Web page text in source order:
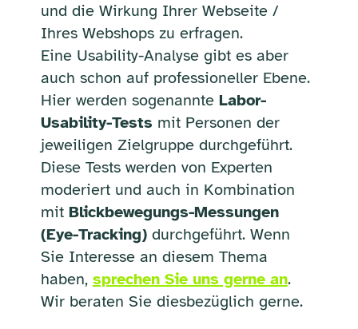
und die Wirkung Ihrer Webseite /
Ihres Webshops zu erfragen.
Eine Usability-Analyse gibt es aber
auch schon auf professioneller Ebene.
Hier werden sogenannte Labor-
Usability-Tests mit Personen der
jeweiligen Zielgruppe durchgeführt.
Diese Tests werden von Experten
moderiert und auch in Kombination
mit Blickbewegungs-Messungen
(Eye-Tracking)durchgeführt. Wenn
Sie Interesse an diesem Thema
haben, sprechen Sie uns gerne an.
Wir beraten Sie diesbezüglich gerne.